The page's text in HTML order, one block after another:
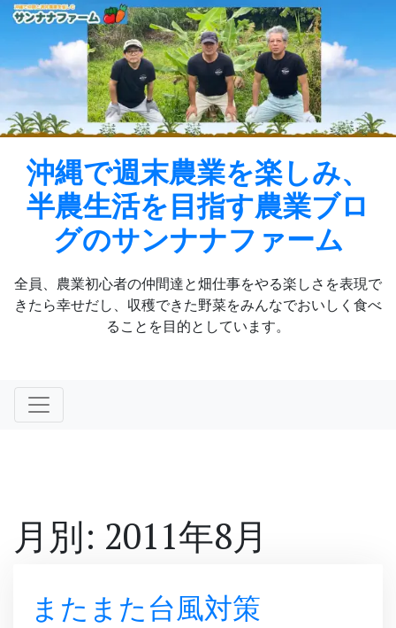
Skip
沖縄で週末農業を楽しみ、
半農生活を目指す農業ブロ
グのサンナナファーム
全員、農業初心者の仲間達と畑仕事をやる楽しさを表現で
きたら幸せだし、収穫できた野菜をみんなでおいしく食べ
ることを目的としています。
月別: 2011年8月
またまた台風対策